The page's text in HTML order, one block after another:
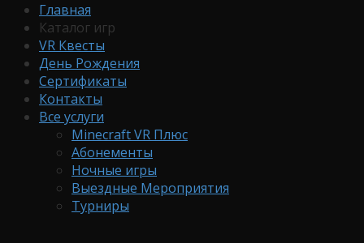
Главная
Каталог игр
VR Квесты
День Рождения
Сертификаты
Контакты
Все услуги
Minecraft VR Плюс
Абонементы
Ночные игры
Выездные Мероприятия
Турниры